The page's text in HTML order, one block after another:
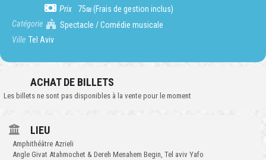
Prix
75₪ (Frais de gestion inclus)
Catégorie
Spectacle / Comédie musicale
Ville Tel Aviv
ACHAT DE BILLETS
Les billets ne sont pas disponibles à la vente pour le moment
LIEU
Amphithéâtre Azrieli
Angle Givat Atahmochet & Dereh Menahem Begin, Tel aviv Yafo